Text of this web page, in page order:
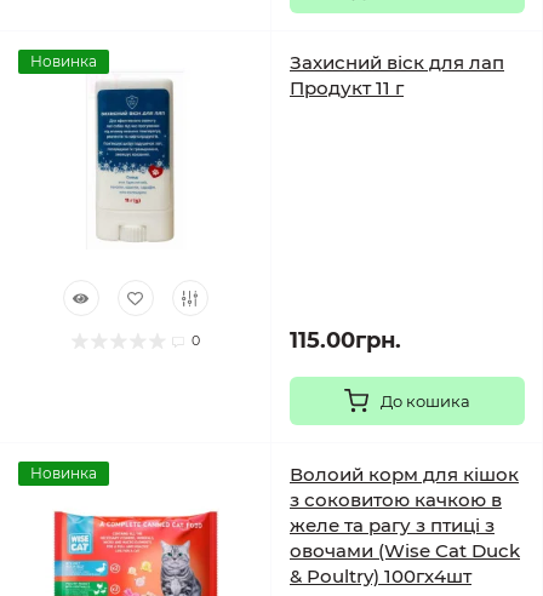
Новинка
0
Захисний віск для лап
Продукт 11 г
115.00грн.
До кошика
Новинка
Волоий корм для кішок
з соковитою качкою в
желе та рагу з птиці з
овочами (Wise Cat Duck
& Poultry) 100гх4шт